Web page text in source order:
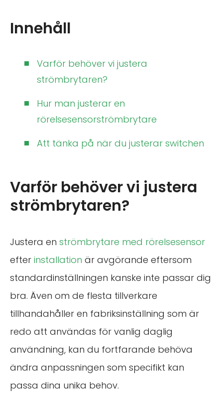
Innehåll
Varför behöver vi justera
strömbrytaren?
Hur man justerar en
rörelsesensorströmbrytare
Att tänka på när du justerar switchen
Varför behöver vi justera
strömbrytaren?
Justera en strömbrytare med rörelsesensor
efter installation är avgörande eftersom
standardinställningen kanske inte passar dig
bra. Även om de flesta tillverkare
tillhandahåller en fabriksinställning som är
redo att användas för vanlig daglig
användning, kan du fortfarande behöva
ändra anpassningen som specifikt kan
passa dina unika behov.